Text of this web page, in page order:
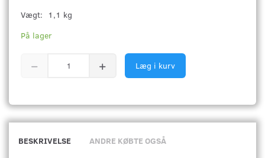
Vægt:
1,1 kg
På lager
Læg i kurv
BESKRIVELSE ANDRE KØBTE OGSÅ